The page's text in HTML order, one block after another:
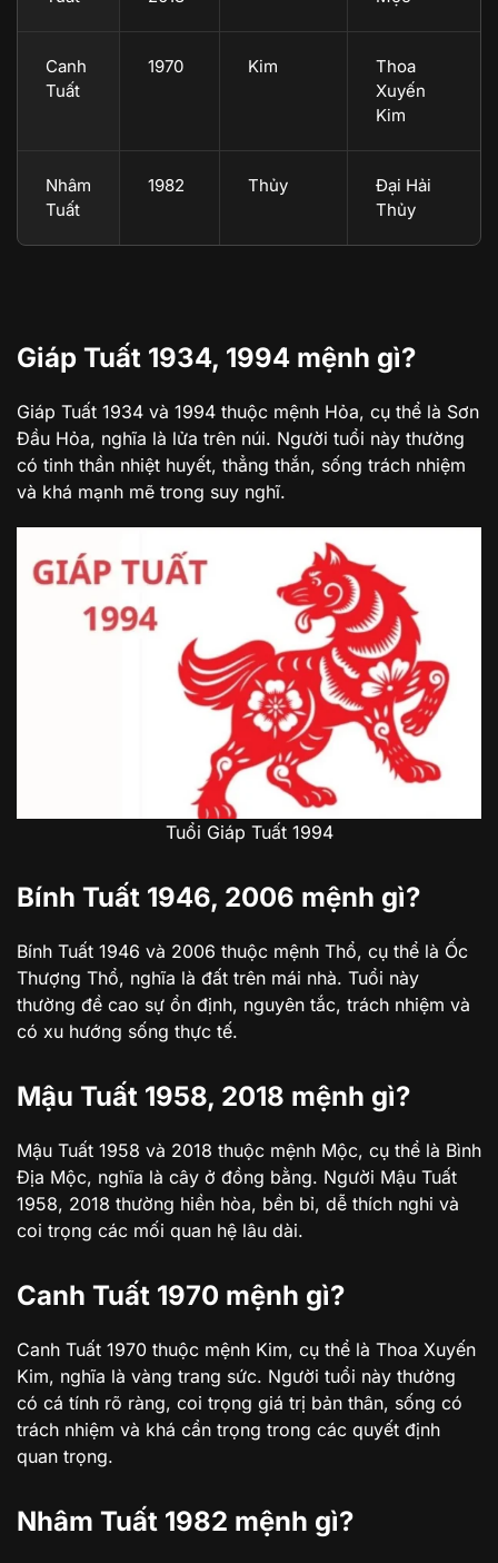
Canh
Tuất
1970 Kim
Thoa
Xuyến
Kim
Nhâm
Tuất
1982 Thủy
Đại Hải
Thủy
Giáp Tuất 1934, 1994 mệnh gì?
Giáp Tuất 1934 và 1994 thuộc mệnh Hỏa, cụ thể là Sơn
Đầu Hỏa, nghĩa là lửa trên núi. Người tuổi này thường
có tinh thần nhiệt huyết, thẳng thắn, sống trách nhiệm
và khá mạnh mẽ trong suy nghĩ.
Tuổi Giáp Tuất 1994
Bính Tuất 1946, 2006 mệnh gì?
Bính Tuất 1946 và 2006 thuộc mệnh Thổ, cụ thể là Ốc
Thượng Thổ, nghĩa là đất trên mái nhà. Tuổi này
thường đề cao sự ổn định, nguyên tắc, trách nhiệm và
có xu hướng sống thực tế.
Mậu Tuất 1958, 2018 mệnh gì?
Mậu Tuất 1958 và 2018 thuộc mệnh Mộc, cụ thể là Bình
Địa Mộc, nghĩa là cây ở đồng bằng. Người Mậu Tuất
1958, 2018 thường hiền hòa, bền bỉ, dễ thích nghi và
coi trọng các mối quan hệ lâu dài.
Canh Tuất 1970 mệnh gì?
Canh Tuất 1970 thuộc mệnh Kim, cụ thể là Thoa Xuyến
Kim, nghĩa là vàng trang sức. Người tuổi này thường
có cá tính rõ ràng, coi trọng giá trị bản thân, sống có
trách nhiệm và khá cẩn trọng trong các quyết định
quan trọng.
Nhâm Tuất 1982 mệnh gì?